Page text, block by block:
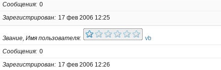
Сообщения 0
Зарегистрирован
17 фев 2006 12:25
Звание, Имя пользователя
vb
Сообщения 0
Зарегистрирован
17 фев 2006 12:26